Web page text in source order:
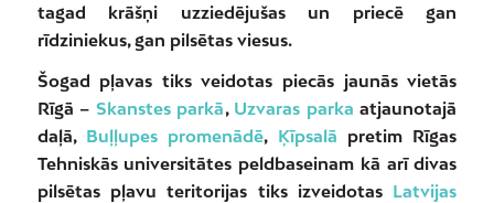
tagad krāšņi uzziedējušas un priecē gan
rīdziniekus, gan pilsētas viesus.
Šogad pļavas tiks veidotas piecās jaunās vietās
Rīgā – Skanstes parkā, Uzvaras parka atjaunotajā
daļā, Buļļupes promenādē, Ķīpsalā pretim Rīgas
Tehniskās universitātes peldbaseinam kā arī divas
pilsētas pļavu teritorijas tiks izveidotas Latvijas